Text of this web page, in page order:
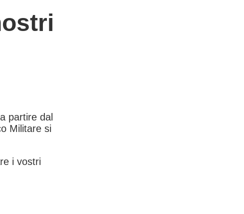
partire dal
Militare si
i vostri